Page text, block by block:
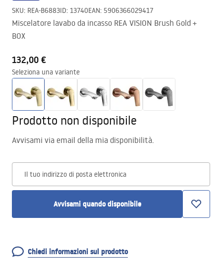
SKU: REA-B6883ID: 13740EAN: 5906366029417
Miscelatore lavabo da incasso REA VISION Brush Gold +
BOX
132,00 €
Seleziona una variante
Prodotto non disponibile
Avvisami via email della mia disponibilità.
Il tuo indirizzo di posta elettronica
Avvisami quando disponibile
Chiedi informazioni sul prodotto